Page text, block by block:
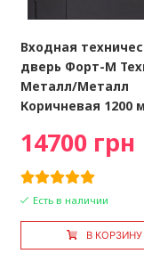
Входная
дверь Форт-М
Металл/Металл
Коричневая 1200
14700 грн
Есть в наличии
В КОРЗИНУ